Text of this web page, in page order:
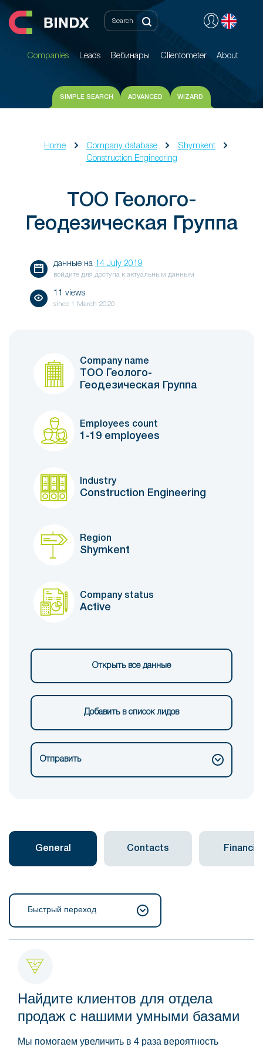
Companies Leads Вебинары Clientometer About
Companies Leads Вебинары Clientometer About
SIMPLE SEARCH ADVANCED WIZARD
Home Company database
Shymkent
Construction Engineering
ТОО Геолого-
Геодезическая Группа
данные на 14 July 2019
войдите для доступа к актуальным данным
11 views
since 1 March 2020
Company name
ТОО Геолого-
Геодезическая Группа
Employees count
1-19 employees
Industry
Construction Engineering
Region
Shymkent
Company status
Active
Открыть все данные
Добавить в список лидов
Отправить
General Contacts Financial
Быстрый переход
Найдите клиентов для отдела
продаж с нашими умными базами
Мы помогаем увеличить в 4 раза вероятность